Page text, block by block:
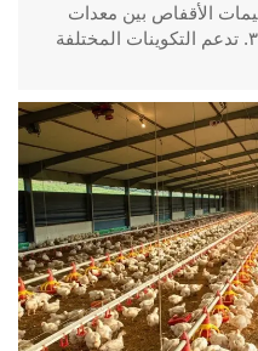
٢. تجمع تصميمات الأقفاص بين معدات
التغذية والشرب ومعالجة السماد. ٣. تدعم التكوينات المختلفة